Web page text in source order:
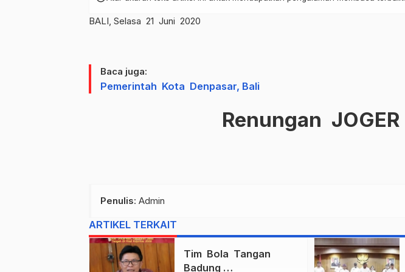
BALI, Selasa 21 Juni 2020
Baca juga:
Pemerintah Kota Denpasar, Bali
Renungan JOGER
Penulis: Admin
ARTIKEL TERKAIT
Tim Bola Tangan
Badung